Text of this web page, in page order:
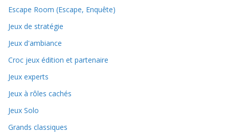
Escape Room (Escape, Enquête)
Jeux de stratégie
Jeux d'ambiance
Croc jeux édition et partenaire
Jeux experts
Jeux à rôles cachés
Jeux Solo
Grands classiques